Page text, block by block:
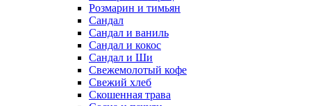
Розмарин и тимьян
Сандал
Сандал и ваниль
Сандал и кокос
Сандал и Ши
Свежемолотый кофе
Свежий хлеб
Скошенная трава